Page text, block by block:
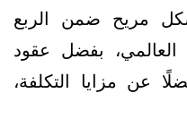
مريح ضمن الربع
العالمي، بفضل عقود
عن مزايا التكلفة،